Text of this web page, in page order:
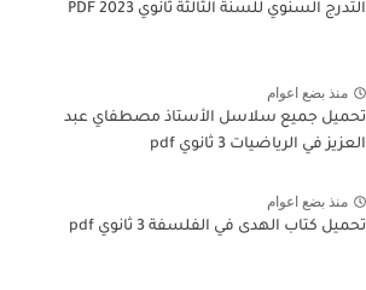
التدرج السنوي للسنة الثالثة ثانوي 2023 PDF
منذ بضع اعوام
تحميل جميع سلاسل الأستاذ مصطفاي عبد
العزيز في الرياضيات 3 ثانوي pdf
منذ بضع اعوام
تحميل كتاب الهدى في الفلسفة 3 ثانوي pdf